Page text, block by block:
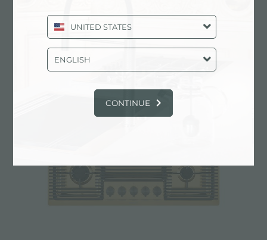
COSMO 5 BRULEURS COPPER
UNITED STATES
ENGLISH
CONTINUE